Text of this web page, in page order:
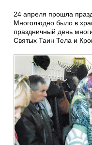
24 апреля прошла
Многолюдно было в
праздничный день
Святых Таин Тела и